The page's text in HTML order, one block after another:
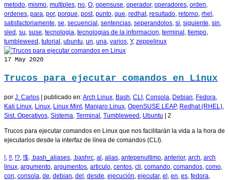
metodo, mismo, multiples, no, O, opensuse, operador, operadores, orden,
ordenes, para, por, porque, post, punto, que, redhat, resultado, retorno, rhel ,
satisfactoriamente, se, secuencial , sentencias, seperandolos, si, siguiente, sin,
sled , su, suse, tecnologia, tecnologias de la informacion, terminal , tiempo,
tumbleweed , tutorial , ubuntu, un, una, varios, Y, zeppelinux
17 May 2020
Trucos para ejecutar comandos en Linux
por J. Carlos | publicado en:Arch Linux Bash CLI Consola Debian Fedora
Kali Linux Linux Linux Mint, Manjaro Linux OpenSUSE LEAP, Redhat (RHEL)
Sist. Operativos Sistema Terminal Tumbleweed Ubuntu | 2
Trucos para ejecutar comandos en Linux que nos facilitarán la vida a la hora de
ejecutarlos desde la interfaz de línea de comandos (CLI).
! !! !? !$ .bash_aliases .bashrc al alias antepenultimo anterior, arch arch
linux argumento argumentos articulo centos cli comando comandos como
con consola de debian del desde ejecución ejecutar, el en es fedora